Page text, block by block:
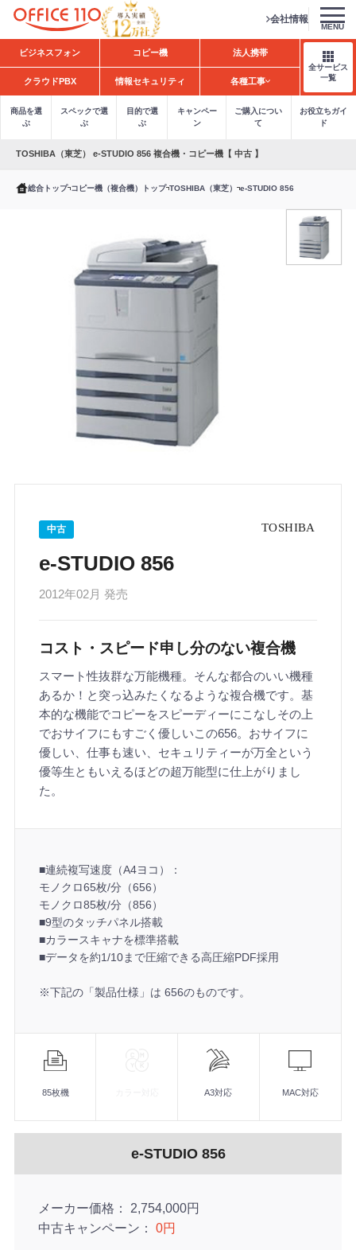
H
o
会社情報
MENU
ビジネスフォン コピー機 法人携帯
クラウドPBX 情報セキュリティ 各種工事
全サービス
一覧
商品を選
ぶ
スペックで選
ぶ
目的で選
ぶ
キャンペー
ン
ご購入につい
て
お役立ちガイ
ド
TOSHIBA（東芝） e-STUDIO 856 複合機・コピー機【 中古 】
総合トップ コピー機（複合機）トップ TOSHIBA（東芝） e-STUDIO 856
e-STUDIO 856
2012年02月 発売
中古
コスト・スピード申し分のない複合機
スマート性抜群な万能機種。そんな都合のいい機種
あるか！と突っ込みたくなるような複合機です。基
本的な機能でコピーをスピーディーにこなしその上
でおサイフにもすごく優しいこの656。おサイフに
優しい、仕事も速い、セキュリティーが万全という
優等生ともいえるほどの超万能型に仕上がりまし
た。
■連続複写速度（A4ヨコ）：
モノクロ65枚/分（656）
モノクロ85枚/分（856）
■9型のタッチパネル搭載
■カラースキャナを標準搭載
■データを約1/10まで圧縮できる高圧縮PDF採用
※下記の「製品仕様」は 656のものです。
85枚機 A3対応 MAC対応
e-STUDIO 856
メーカー価格
2,754,000円
中古キャンペーン
0円